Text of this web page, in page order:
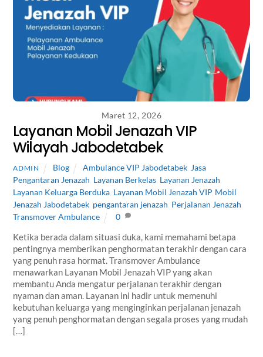
Maret 12, 2026
Layanan Mobil Jenazah VIP
Wilayah Jabodetabek
ADMIN Blog Ambulance VIP Jabodetabek, Jasa
Pengantaran Jenazah Layanan Berkelas Layanan Jenazah
Layanan Keluarga Berduka Layanan Mobil Jenazah VIP, Mobil
Jenazah Jabodetabek pengantaran jenazah Perjalanan Jenazah
Transmover Ambulance
0
Ketika berada dalam situasi duka, kami memahami betapa
pentingnya memberikan penghormatan terakhir dengan cara
yang penuh rasa hormat. Transmover Ambulance
menawarkan Layanan Mobil Jenazah VIP yang akan
membantu Anda mengatur perjalanan terakhir dengan
nyaman dan aman. Layanan ini hadir untuk memenuhi
kebutuhan keluarga yang menginginkan perjalanan jenazah
yang penuh penghormatan dengan segala proses yang mudah
[…]